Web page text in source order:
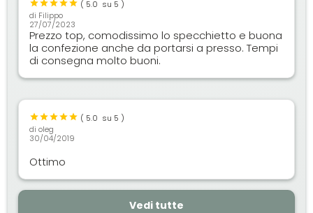
( 5.0 su 5 )
di Filippo
27/07/2023
Prezzo top, comodissimo lo specchietto e buona
la confezione anche da portarsi a presso. Tempi
di consegna molto buoni.
( 5.0 su 5 )
dioleg
30/04/2019
Ottimo
Vedi tutte